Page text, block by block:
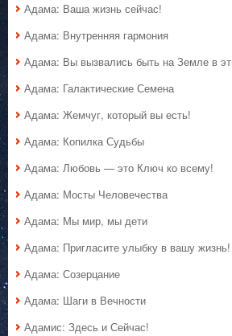
Адама: Ваша жизнь сейчас!
Адама: Внутренняя гармония
Адама: Вы вызвались быть на Земле в
Адама: Галактические Семена
Адама: Жемчуг, который вы есть!
Адама: Копилка Судьбы
Адама: Любовь — это Ключ ко всему!
Адама: Мосты Человечества
Адама: Мы мир, мы дети
Адама: Пригласите улыбку в вашу жизнь!
Адама: Созерцание
Адама: Шаги в Вечности
Адамис: Здесь и Сейчас!